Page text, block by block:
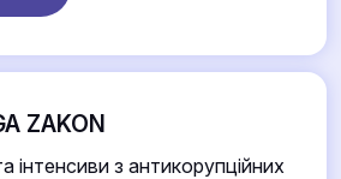
ZAKON
інтенсиви з антикорупційних